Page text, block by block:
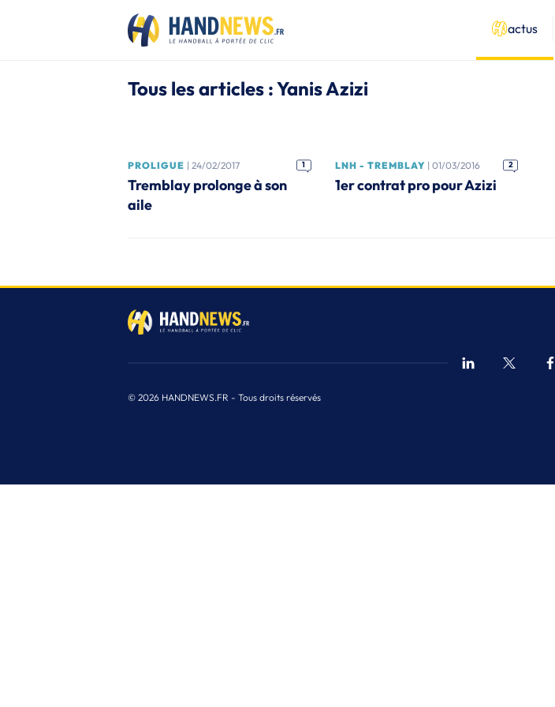
actus
Tous les articles : Yanis Azizi
PROLIGUE | 24/02/2017 1
Tremblay prolonge à son
aile
LNH - TREMBLAY | 01/03/2016 2
1er contrat pro pour Azizi
© 2026 HANDNEWS.FR - Tous droits réservés